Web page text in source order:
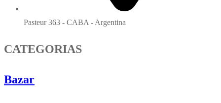
Pasteur 363 - CABA - Argentina
CATEGORIAS
Bazar